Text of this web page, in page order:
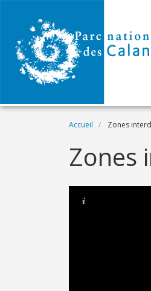
Fil d'Ariane
Accueil Zones
Zones